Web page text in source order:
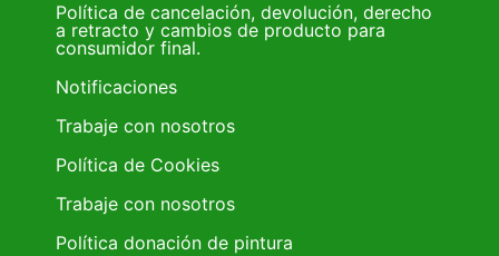
Política de cancelación, devolución, derecho
a retracto y cambios de producto para
consumidor final.
Notificaciones
Trabaje con nosotros
Política de Cookies
Trabaje con nosotros
Política donación de pintura